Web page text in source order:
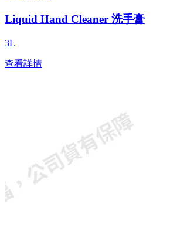
Liquid Hand Cleaner 洗手膏
3L
查看詳情